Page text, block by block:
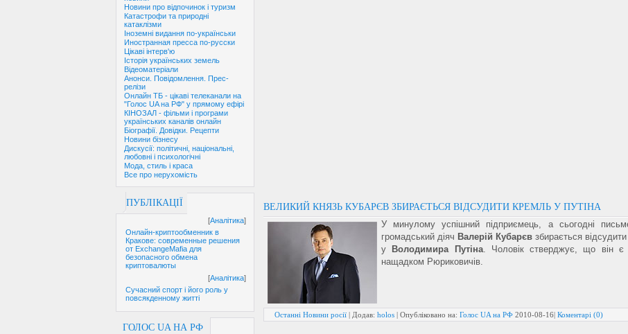
Новини про відпочинок і туризм
Катастрофи та природні
катаклізми
Іноземні видання по-українськи
Иностранная пресса по-русски
Цікаві інтерв'ю
Історія українських земель
Відеоматеріали
Анонси. Повідомлення. Прес-
релізи
Онлайн ТБ - цікаві телеканали на
"Голос UA на РФ" у прямому ефірі
КІНОЗАЛ - фільми і програми
українських каналів онлайн
Біографії. Довідки. Рецепти
Новини бізнесу
Дискусії: політичні, національні,
любовні і психологічні
Мода, стиль і краса
Все про нерухомість
ПУБЛІКАЦІЇ
[Аналітика]
Онлайн-криптообменник в
Кракове: современные решения
от ExchangeMafia для
безопасного обмена
криптовалюты
[Аналітика]
Сучасний спорт і його роль у
повсякденному житті
ГОЛОС UA НА РФ
ВЕЛИКИЙ КНЯЗЬ КУБАРЄВ ЗБИРАЄТЬСЯ ВІДСУДИТИ КРЕМЛЬ У ПУТІНА
У минулому успішний підприємець, а сьогодні
громадський діяч Валерій Кубарєв збирається
у
Володимира Путіна. Чоловік стверджує, що він є
нащадком Рюриковичів.
Останні Новини росії | Додав: holos | Опубліковано на: Голос UA на РФ 2010-08-16| Коментарі (0)